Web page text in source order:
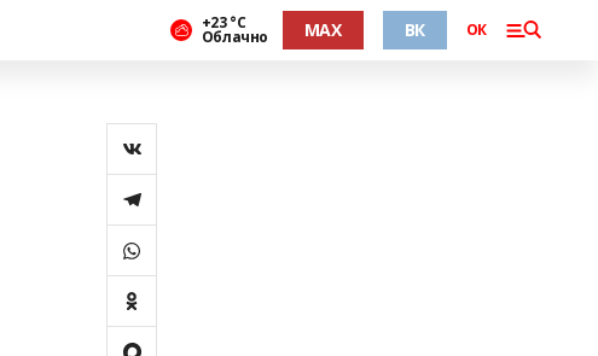
+23 °С
Облачно MAX ВК ОК